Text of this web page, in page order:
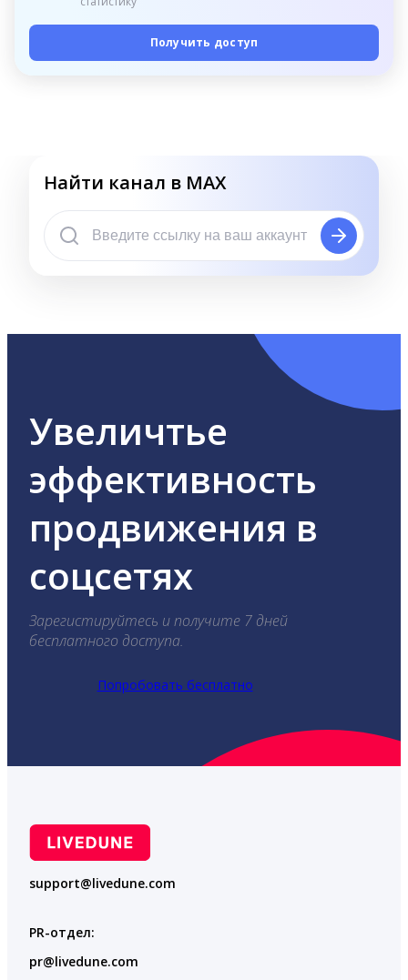
Получить доступ
Найти канал в MAX
Увеличтье
эффективность
продвижения в
соцсетях
Зарегистируйтесь и получите 7 дней
бесплатного доступа.
Попробовать бесплатно
support@livedune.com
PR-отдел:
pr@livedune.com